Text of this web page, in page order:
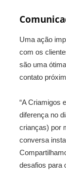
Uma ação
com os
são uma
contato
“A Criamigos
diferença no
crianças) por
conversa
desafios para